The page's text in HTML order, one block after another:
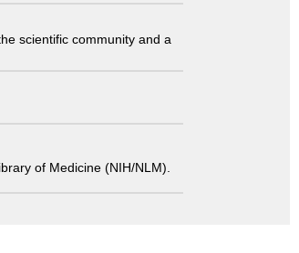
scientific community and a
of Medicine (NIH/NLM).